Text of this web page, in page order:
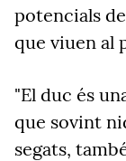
potencials
que viuen al
"El duc és
que sovint
segats,